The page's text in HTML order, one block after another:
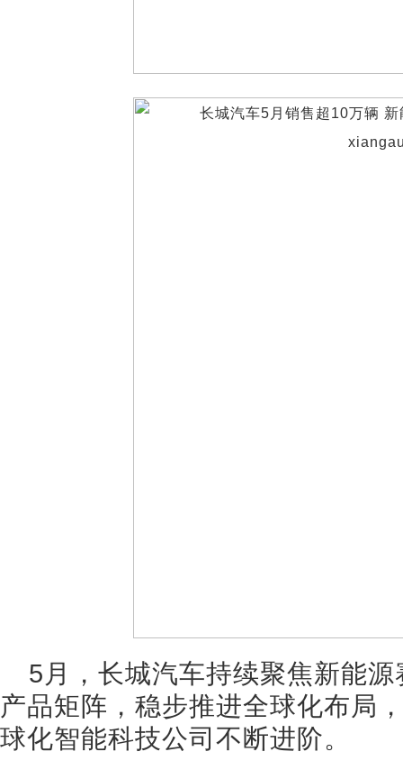
5月，长城汽车持续聚焦新能
产品矩阵，稳步推进全球化布局
球化智能科技公司不断进阶。